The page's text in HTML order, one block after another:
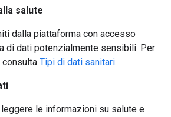
salute
dalla piattaforma con accesso
di dati potenzialmente sensibili. Per
consulta Tipi di dati sanitari.
le informazioni su salute e